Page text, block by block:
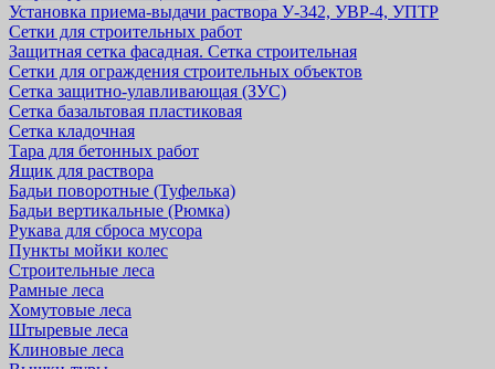
Установка приема-выдачи раствора У-342, УВР-4, УПТР
Сетки для строительных работ
Защитная cетка фасадная. Сетка строительная
Сетки для ограждения строительных объектов
Сетка защитно-улавливающая (ЗУС)
Сетка базальтовая пластиковая
Сетка кладочная
Тара для бетонных работ
Ящик для раствора
Бадьи поворотные (Туфелька)
Бадьи вертикальные (Рюмка)
Рукава для сброса мусора
Пункты мойки колес
Строительные леса
Рамные леса
Хомутовые леса
Штыревые леса
Клиновые леса